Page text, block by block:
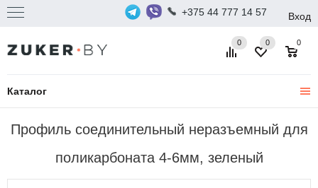
+375 44 777 14 57 Вход
Каталог
0 0
0
Профиль соединительный неразъемный для
поликарбоната 4-6мм, зеленый